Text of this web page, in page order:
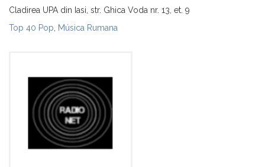
Cladirea UPA din Iasi, str. Ghica Voda nr. 13, et. 9
Top 40 Pop Música Rumana